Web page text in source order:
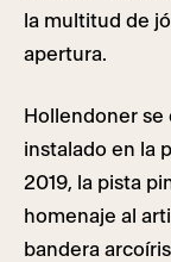
la multitud de
apertura.
Hollendoner
instalado en la
2019, la pista
homenaje al
bandera